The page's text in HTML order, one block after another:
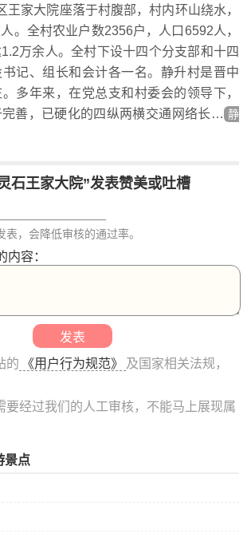
王家大院座落于村腹部，村内环山绕水，
。全村农业户数2356户，人口6592人，
万余人。全村下设十四个分支部和十四
记、组长和会计各一名。静升村是晋中
多年来，在党总支和村委会的领导下，
善，已硬化的四纵两横交通网络长… 静
石王家大院”发表赞美或吐槽
表，会降低审核的通过率。
内容：
的 《用户行为规范》
及国家相关法规，
要经过我们的人工审核，不能马上展现属
景点